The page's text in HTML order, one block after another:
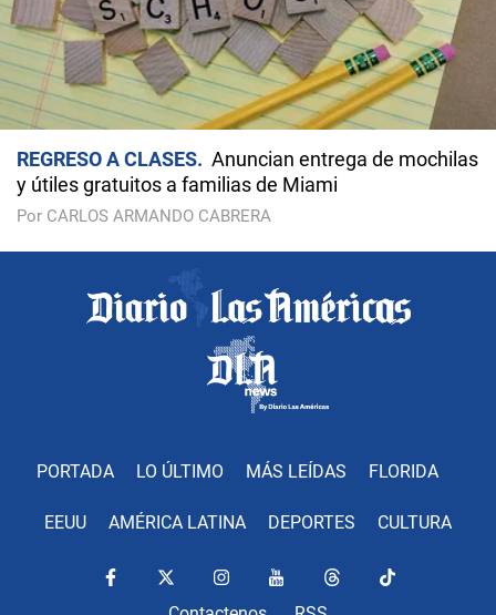
REGRESO A CLASES
Anuncian entrega de mochilas
y útiles gratuitos a familias de Miami
Por CARLOS ARMANDO CABRERA
PORTADA LO ÚLTIMO MÁS LEÍDAS FLORIDA
EEUU AMÉRICA LATINA DEPORTES CULTURA